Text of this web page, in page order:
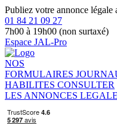
Publiez votre annonce légale
01 84 21 09 27
7h00 à 19h00 (non surtaxé)
Espace JAL-Pro
NOS
FORMULAIRES
HABILITES CONSULTER
LES ANNONCES